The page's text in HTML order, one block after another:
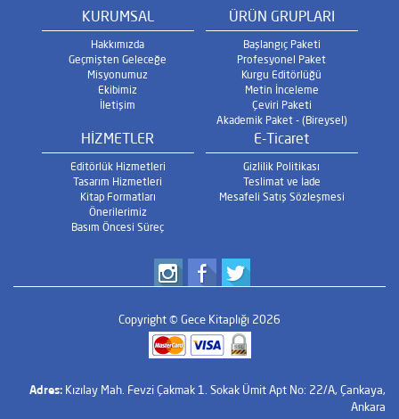
KURUMSAL
Hakkımızda
Geçmişten Geleceğe
Misyonumuz
Ekibimiz
İletişim
ÜRÜN GRUPLARI
Başlangıç Paketi
Profesyonel Paket
Kurgu Editörlüğü
Metin İnceleme
Çeviri Paketi
Akademik Paket - (Bireysel)
HİZMETLER
Editörlük Hizmetleri
Tasarım Hizmetleri
Kitap Formatları
Önerilerimiz
Basım Öncesi Süreç
E-Ticaret
Gizlilik Politikası
Teslimat ve İade
Mesafeli Satış Sözleşmesi
Copyright © Gece Kitaplığı 2026
Adres: Kızılay Mah. Fevzi Çakmak 1. Sokak Ümit Apt No: 22/A, Çankaya,
Ankara